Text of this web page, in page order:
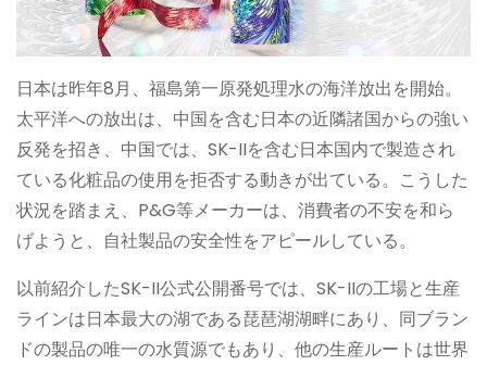
日本は昨年8月、福島第一原発処理水の海洋放出を開始。
太平洋への放出は、中国を含む日本の近隣諸国からの強い
反発を招き、中国では、SK-IIを含む日本国内で製造され
ている化粧品の使用を拒否する動きが出ている。こうした
状況を踏まえ、P&G等メーカーは、消費者の不安を和ら
げようと、自社製品の安全性をアピールしている。
以前紹介したSK-II公式公開番号では、SK-IIの工場と生産
ラインは日本最大の湖である琵琶湖湖畔にあり、同ブラン
ドの製品の唯一の水質源でもあり、他の生産ルートは世界